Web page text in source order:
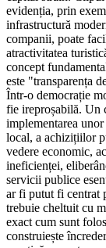
evidenția, prin
infrastructură
companii, poate
atractivitatea
concept
este "transparența
Într-o democrație
fie ireproșabilă. Un
implementarea
local, a achizițiilor
vedere economic,
ineficienței,
servicii publice
ar fi putut fi centrat
trebuie cheltuit cu
exact cum sunt
construiește